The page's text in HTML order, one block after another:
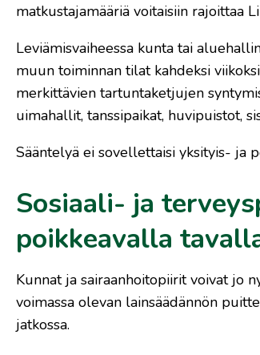
matkustajamääriä voitaisiin rajoittaa
Leviämisvaiheessa kunta tai
muun toiminnan tilat kahdeksi
merkittävien tartuntaketjujen
uimahallit, tanssipaikat, huvipuistot,
Sääntelyä ei sovellettaisi yksityis- ja
Sosiaali- ja
poikkeavalla
Kunnat ja sairaanhoitopiirit voivat jo
voimassa olevan lainsäädännön
jatkossa.